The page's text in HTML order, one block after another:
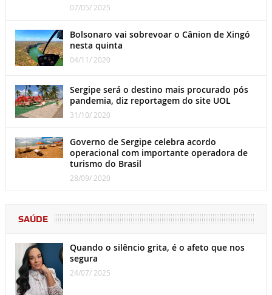
07/05/ 2025
Bolsonaro vai sobrevoar o Cânion de Xingó
nesta quinta
04/11/ 2020
Sergipe será o destino mais procurado pós
pandemia, diz reportagem do site UOL
31/10/ 2020
Governo de Sergipe celebra acordo
operacional com importante operadora de
turismo do Brasil
28/09/ 2020
SAÚDE
Quando o silêncio grita, é o afeto que nos
segura
24/07/ 2025